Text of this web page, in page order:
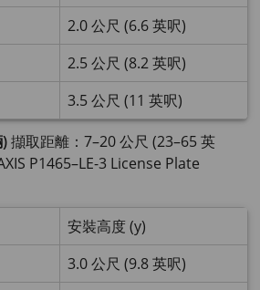
2.0 公尺 (6.6 英呎)
2.5 公尺 (8.2 英呎)
3.5 公尺 (11 英呎)
擷取距離：7–20 公尺 (23–65 英
P1465–LE-3 License Plate
安裝高度 (y)
3.0 公尺 (9.8 英呎)